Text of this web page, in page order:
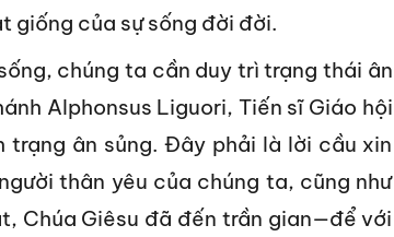
giống của sự sống đời đời.
chúng ta cần duy trì trạng thái ân
Alphonsus Liguori, Tiến sĩ Giáo hội
trạng ân sủng. Đây phải là lời cầu xin
thân yêu của chúng ta, cũng như
Chúa Giêsu đã đến trần gian—để với